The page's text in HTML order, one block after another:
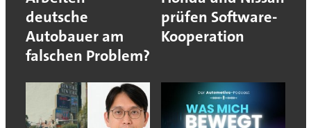
deutsche
Autobauer am
falschen Problem?
prüfen Software-
Kooperation